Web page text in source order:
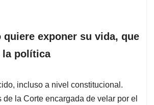
quiere exponer su vida, que
la política
incluso a nivel constitucional.
de la Corte encargada de velar por el